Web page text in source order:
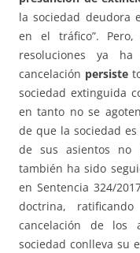
la sociedad deudora
en el tráfico”.
resoluciones ya
cancelación persiste
sociedad extinguida
en tanto no se
de que la sociedad
de sus asientos no
también ha sido
en Sentencia 324/
doctrina,
cancelación de los
sociedad conlleva su